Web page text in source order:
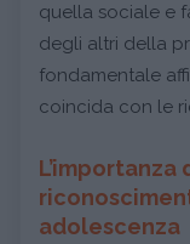
quella sociale e
degli altri della
fondamentale
coincida con le
adolescenza